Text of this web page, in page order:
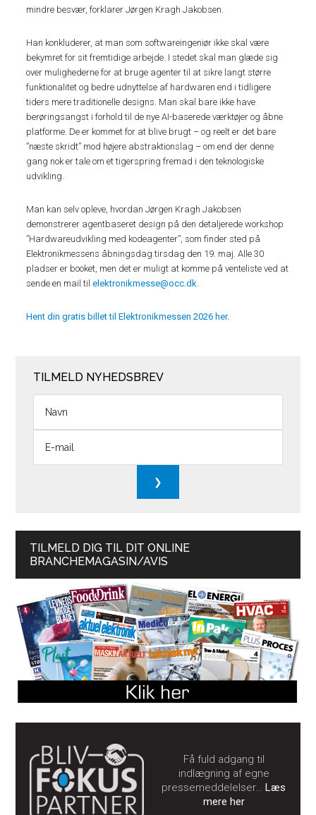
mindre besvær, forklarer Jørgen Kragh Jakobsen.
Han konkluderer, at man som softwareingeniør ikke skal være
bekymret for sit fremtidige arbejde. I stedet skal man glæde sig
over mulighederne for at bruge agenter til at sikre langt større
funktionalitet og bedre udnyttelse af hardwaren end i tidligere
tiders mere traditionelle designs. Man skal bare ikke have
berøringsangst i forhold til de nye AI-baserede værktøjer og åbne
platforme. De er kommet for at blive brugt – og reelt er det bare
”næste skridt” mod højere abstraktionslag – om end der denne
gang nok er tale om et tigerspring fremad i den teknologiske
udvikling.
Man kan selv opleve, hvordan Jørgen Kragh Jakobsen
demonstrerer agentbaseret design på den detaljerede workshop
”Hardwareudvikling med kodeagenter”, som finder sted på
Elektronikmessens åbningsdag tirsdag den 19. maj. Alle 30
pladser er booket, men det er muligt at komme på venteliste ved at
sende en mail tilelektronikmesse@occ.dk
Hent din gratis billet til Elektronikmessen 2026 her.
TILMELD NYHEDSBREV
TILMELD DIG TIL DIT ONLINE
BRANCHEMAGASIN/AVIS
Få fuld adgang til
indlægning af egne
pressemeddelelser…Læs
mere her